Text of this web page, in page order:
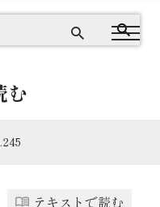
む
テキストで読む